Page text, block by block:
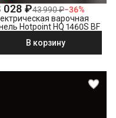
панели
028 ₽43 990 ₽−36%
варочная
Hotpoint HQ 1460S BF
В корзину